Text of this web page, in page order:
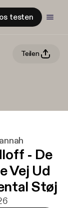
testen
Teilen
- De
Vej Ud
Støj